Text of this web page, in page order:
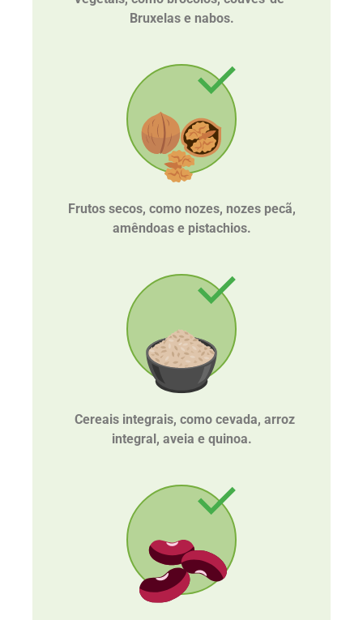
Bruxelas e nabos.
Frutos secos, como nozes, nozes pecã,
amêndoas e pistachios.
Cereais integrais, como cevada, arroz
integral, aveia e quinoa.